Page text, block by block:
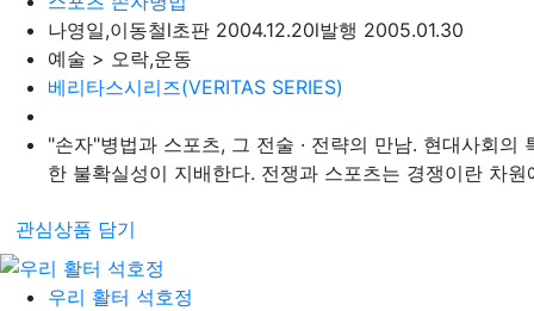
나영일,이동철l초판 2004.12.20l발행 2005.01.30
예술 > 오락,운동
베리타스시리즈(VERITAS SERIES)
"손자"병법과 스포츠, 그 전술 · 전략의 만남. 현대사회
한 불확실성이 지배한다. 전쟁과 스포츠는 경쟁이란 차원
관심상품 담기
우리 활터 석호정